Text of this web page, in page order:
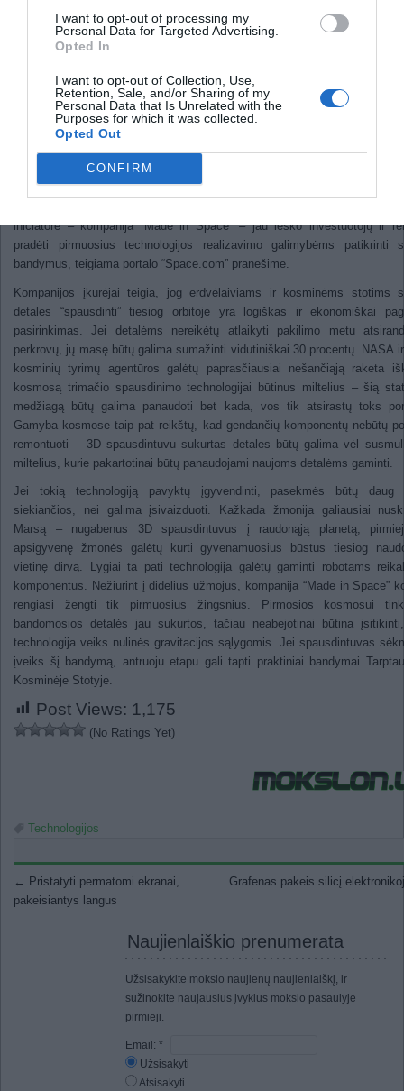
I want to opt-out of processing my
Personal Data for Targeted Advertising.
Opted In
I want to opt-out of Collection, Use,
Retention, Sale, and/or Sharing of my
Personal Data that Is Unrelated with the
Purposes for which it was collected.
Opted Out
CONFIRM
atspausdinti naujas kosmines
stotis
Trimačio (3D) spausdinimo technologija Žemėje jau įgavo pagreitį – ji
tiek pramonėje, tiek architektūroje bei kitose srityse trimačių
prototipams kurti. Technologija tampa tiek įprasta, jog pasigirsta drąsių
ją panaudoti naujoms orbitinėms stotims kurti.
iniciatorė – kompanija “Made in Space” – jau ieško investuotojų ir
pradėti pirmuosius technologijos realizavimo galimybėms patikrinti
bandymus, teigiama portalo “Space.com” pranešime.
Kompanijos įkūrėjai teigia, jog erdvėlaiviams ir kosminėms stotims
detales “spausdinti” tiesiog orbitoje yra logiškas ir ekonomiškai
pasirinkimas. Jei detalėms nereikėtų atlaikyti pakilimo metu
perkrovų, jų masę būtų galima sumažinti vidutiniškai 30 procentų. NASA
kosminių tyrimų agentūros galėtų paprasčiausiai nešančiąją raketa
kosmosą trimačio spausdinimo technologijai būtinus miltelius – šią
medžiagą būtų galima panaudoti bet kada, vos tik atsirastų toks
Gamyba kosmose taip pat reikštų, kad gendančių komponentų nebūtų
remontuoti – 3D spausdintuvu sukurtas detales būtų galima vėl
miltelius, kurie pakartotinai būtų panaudojami naujoms detalėms gaminti.
Jei tokią technologiją pavyktų įgyvendinti, pasekmės būtų daug
siekiančios, nei galima įsivaizduoti. Kažkada žmonija galiausiai
Marsą – nugabenus 3D spausdintuvus į raudonąją planetą,
apsigyvenę žmonės galėtų kurti gyvenamuosius būstus tiesiog
vietinę dirvą. Lygiai ta pati technologija galėtų gaminti robotams
komponentus. Nežiūrint į didelius užmojus, kompanija “Made in Space”
rengiasi žengti tik pirmuosius žingsnius. Pirmosios kosmosui
bandomosios detalės jau sukurtos, tačiau neabejotinai būtina
technologija veiks nulinės gravitacijos sąlygomis. Jei spausdintuvas
įveiks šį bandymą, antruoju etapu gali tapti praktiniai bandymai
Kosminėje Stotyje.
Post Views: 1,175
(No Ratings Yet)
Technologijos
Post navigation
← Pristatyti permatomi ekranai,
pakeisiantys langus
Grafenas pakeis silicį
Naujienlaiškio prenumerata
Užsisakykite mokslo naujienų naujienlaiškį, ir
sužinokite naujausius įvykius mokslo pasaulyje
pirmieji.
Email: *
Užsisakyti
Atsisakyti